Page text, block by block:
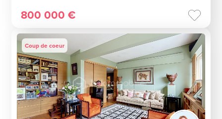
800 000 €
Coup de coeur